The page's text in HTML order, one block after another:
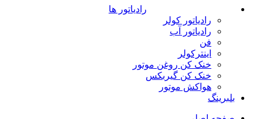
رادیاتور ها
رادیاتور کولر
رادیاتور آب
فن
اینترکولر
خنک کن روغن موتور
خنک کن گیربکس
هواکش موتور
بلبرینگ